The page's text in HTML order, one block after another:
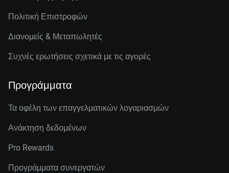
Πολιτική Επιστροφών
Διανομείς & Μεταπωλητές
Συχνές ερωτήσεις σχετικά με τις αγορές
Προγράμματα
Τα οφέλη των επαγγελματικών λογαριασμών
Ανάκτηση δεδομένων
Pro Rewards
Προγράμματα συνεργατών